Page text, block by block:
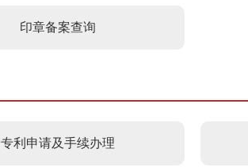
印章备案查询
专利申请及手续办理